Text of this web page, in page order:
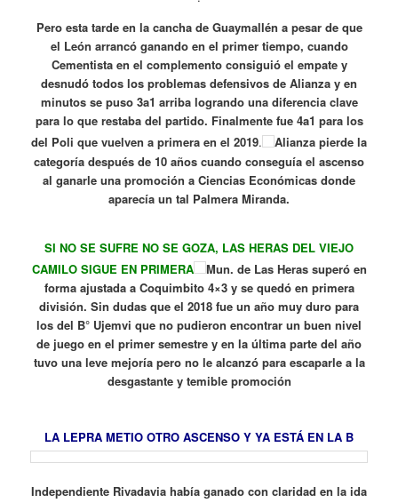
Pero esta tarde en la cancha de Guaymallén a pesar de que
el León arrancó ganando en el primer tiempo, cuando
Cementista en el complemento consiguió el empate y
desnudó todos los problemas defensivos de Alianza y en
minutos se puso 3a1 arriba logrando una diferencia clave
para lo que restaba del partido. Finalmente fue 4a1 para los
del Poli que vuelven a primera en el 2019.
Alianza pierde la
categoría después de 10 años cuando conseguía el ascenso
al ganarle una promoción a Ciencias Económicas donde
aparecía un tal Palmera Miranda.
SI NO SE SUFRE NO SE GOZA, LAS HERAS DEL VIEJO
CAMILO SIGUE EN PRIMERA
Mun. de Las Heras superó en
forma ajustada a Coquimbito 4×3 y se quedó en primera
división. Sin dudas que el 2018 fue un año muy duro para
los del B° Ujemvi que no pudieron encontrar un buen nivel
de juego en el primer semestre y en la última parte del año
tuvo una leve mejoría pero no le alcanzó para escaparle a la
desgastante y temible promoción
LA LEPRA METIO OTRO ASCENSO Y YA ESTÁ EN LA B
Independiente Rivadavia había ganado con claridad en la ida